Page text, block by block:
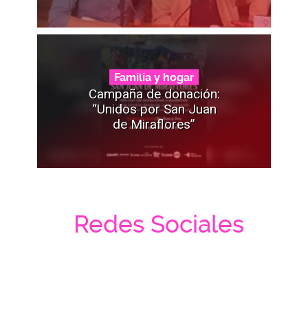
Familia y hogar
Campaña de donación:
“Unidos por San Juan
de Miraflores”
Redes Sociales